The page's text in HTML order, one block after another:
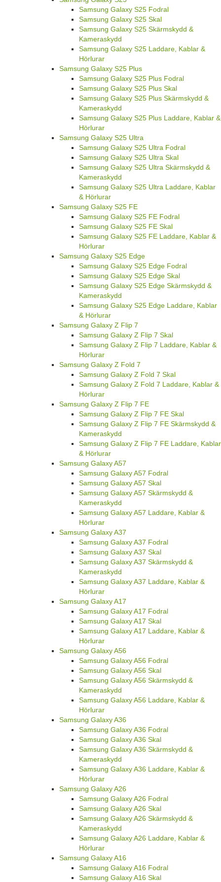
Samsung Galaxy S25 Fodral
Samsung Galaxy S25 Skal
Samsung Galaxy S25 Skärmskydd &
Kameraskydd
Samsung Galaxy S25 Laddare, Kablar &
Hörlurar
Samsung Galaxy S25 Plus
Samsung Galaxy S25 Plus Fodral
Samsung Galaxy S25 Plus Skal
Samsung Galaxy S25 Plus Skärmskydd &
Kameraskydd
Samsung Galaxy S25 Plus Laddare, Kablar &
Hörlurar
Samsung Galaxy S25 Ultra
Samsung Galaxy S25 Ultra Fodral
Samsung Galaxy S25 Ultra Skal
Samsung Galaxy S25 Ultra Skärmskydd &
Kameraskydd
Samsung Galaxy S25 Ultra Laddare, Kablar
& Hörlurar
Samsung Galaxy S25 FE
Samsung Galaxy S25 FE Fodral
Samsung Galaxy S25 FE Skal
Samsung Galaxy S25 FE Laddare, Kablar &
Hörlurar
Samsung Galaxy S25 Edge
Samsung Galaxy S25 Edge Fodral
Samsung Galaxy S25 Edge Skal
Samsung Galaxy S25 Edge Skärmskydd &
Kameraskydd
Samsung Galaxy S25 Edge Laddare, Kablar
& Hörlurar
Samsung Galaxy Z Flip 7
Samsung Galaxy Z Flip 7 Skal
Samsung Galaxy Z Flip 7 Laddare, Kablar &
Hörlurar
Samsung Galaxy Z Fold 7
Samsung Galaxy Z Fold 7 Skal
Samsung Galaxy Z Fold 7 Laddare, Kablar &
Hörlurar
Samsung Galaxy Z Flip 7 FE
Samsung Galaxy Z Flip 7 FE Skal
Samsung Galaxy Z Flip 7 FE Skärmskydd &
Kameraskydd
Samsung Galaxy Z Flip 7 FE Laddare, Kablar
& Hörlurar
Samsung Galaxy A57
Samsung Galaxy A57 Fodral
Samsung Galaxy A57 Skal
Samsung Galaxy A57 Skärmskydd &
Kameraskydd
Samsung Galaxy A57 Laddare, Kablar &
Hörlurar
Samsung Galaxy A37
Samsung Galaxy A37 Fodral
Samsung Galaxy A37 Skal
Samsung Galaxy A37 Skärmskydd &
Kameraskydd
Samsung Galaxy A37 Laddare, Kablar &
Hörlurar
Samsung Galaxy A17
Samsung Galaxy A17 Fodral
Samsung Galaxy A17 Skal
Samsung Galaxy A17 Laddare, Kablar &
Hörlurar
Samsung Galaxy A56
Samsung Galaxy A56 Fodral
Samsung Galaxy A56 Skal
Samsung Galaxy A56 Skärmskydd &
Kameraskydd
Samsung Galaxy A56 Laddare, Kablar &
Hörlurar
Samsung Galaxy A36
Samsung Galaxy A36 Fodral
Samsung Galaxy A36 Skal
Samsung Galaxy A36 Skärmskydd &
Kameraskydd
Samsung Galaxy A36 Laddare, Kablar &
Hörlurar
Samsung Galaxy A26
Samsung Galaxy A26 Fodral
Samsung Galaxy A26 Skal
Samsung Galaxy A26 Skärmskydd &
Kameraskydd
Samsung Galaxy A26 Laddare, Kablar &
Hörlurar
Samsung Galaxy A16
Samsung Galaxy A16 Fodral
Samsung Galaxy A16 Skal